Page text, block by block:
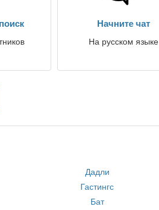
Начните чат
На русском языке
Дадли
Гастингс
Бат